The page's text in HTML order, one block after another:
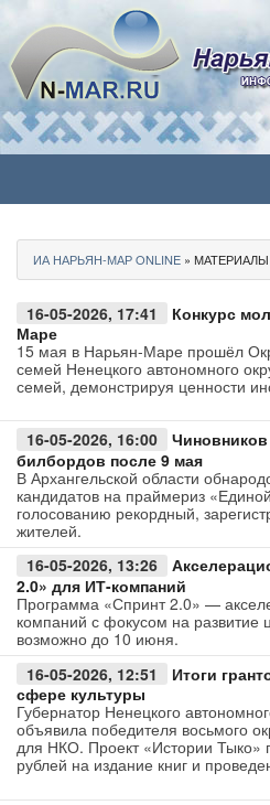
Политика
Бизнес
Общество
Культура
Медиа
Авто
Спорт
Контакты
ИА НАРЬЯН-МАР ONLINE » МАТЕРИАЛЫ
16-05-2026, 17:41
Конкурс
Маре
15 мая в Нарьян-Маре прошёл
семей Ненецкого автономного
семей, демонстрируя ценности
16-05-2026, 16:00
билбордов после 9 мая
В Архангельской области
кандидатов на праймериз
голосованию рекордный,
жителей.
16-05-2026, 13:26
2.0» для ИТ-компаний
Программа «Спринт 2.0» —
компаний с фокусом на
возможно до 10 июня.
16-05-2026, 12:51
Итоги
сфере культуры
Губернатор Ненецкого
объявила победителя восьмого
для НКО. Проект «Истории Тыко»
рублей на издание книг и